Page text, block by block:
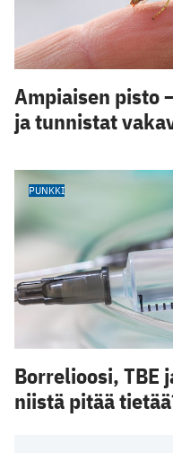
Ampiaisen pisto
ja tunnistat
PUNKKI
Borrelioosi, TBE
niistä pitää